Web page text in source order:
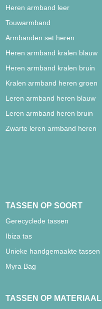
Heren armband leer
Touwarmband
Armbanden set heren
Heren armband kralen blauw
Heren armband kralen bruin
Kralen armband heren groen
Leren armband heren blauw
Leren armband heren bruin
Zwarte leren armband heren
TASSEN OP SOORT
Gerecyclede tassen
Ibiza tas
Unieke handgemaakte tassen
Myra Bag
TASSEN OP MATERIAAL